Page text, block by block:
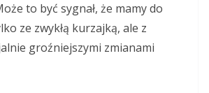
to być sygnał, że mamy do
ze zwykłą kurzajką, ale z
groźniejszymi zmianami